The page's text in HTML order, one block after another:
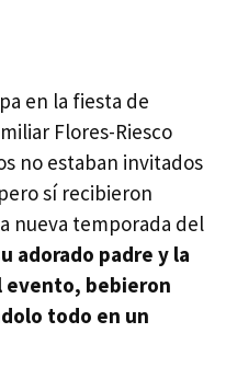
en la fiesta de
Flores-Riesco
no estaban invitados
sí recibieron
nueva temporada del
adorado padre y la
evento, bebieron
todo en un